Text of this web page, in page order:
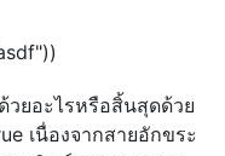
วยอะไรหรือสิ้นสุดด้วย
เนื่องจากสายอักขระ